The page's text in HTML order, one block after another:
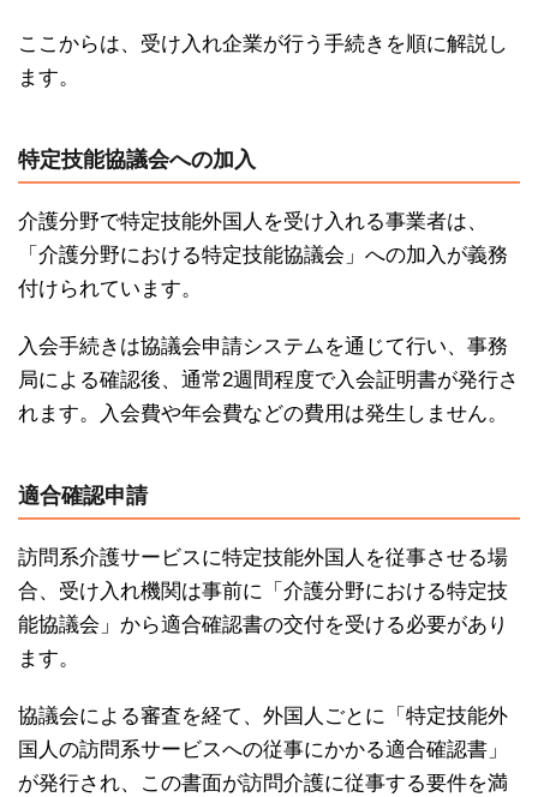
ここからは、受け入れ企業が行う手続きを順に解説し
ます。
特定技能協議会への加入
介護分野で特定技能外国人を受け入れる事業者は、
「介護分野における特定技能協議会」への加入が義務
付けられています。
入会手続きは協議会申請システムを通じて行い、事務
局による確認後、通常2週間程度で入会証明書が発行さ
れます。入会費や年会費などの費用は発生しません。
適合確認申請
訪問系介護サービスに特定技能外国人を従事させる場
合、受け入れ機関は事前に「介護分野における特定技
能協議会」から適合確認書の交付を受ける必要があり
ます。
協議会による審査を経て、外国人ごとに「特定技能外
国人の訪問系サービスへの従事にかかる適合確認書」
が発行され、この書面が訪問介護に従事する要件を満